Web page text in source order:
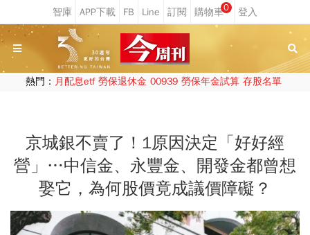
0
熱門： 月配息etf 勞保退休金 00939 勞保年金試算 存股名單
京城銀不賣了！1原因決定「好好經
營」…中信金、永豐金、開發金都曾想
娶它，為何股價竟成議價障礙？